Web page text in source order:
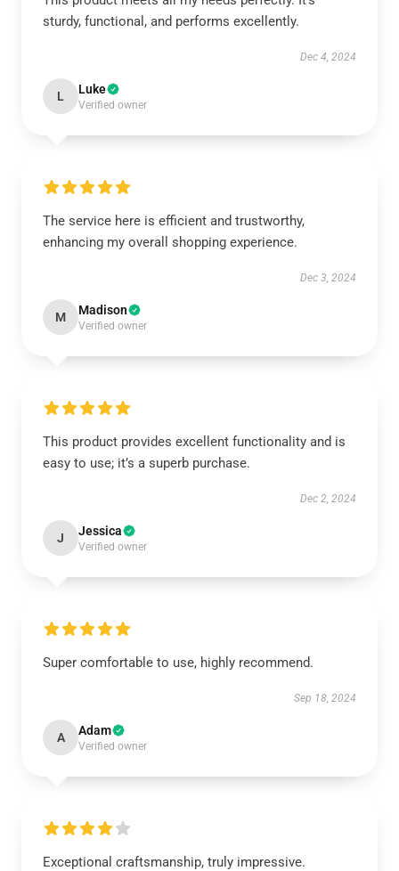
sturdy, functional, and performs excellently.
Dec 4, 2024
L Luke
Verified owner
The service here is efficient and trustworthy,
enhancing my overall shopping experience.
Dec 3, 2024
M Madison
Verified owner
This product provides excellent functionality and is
easy to use; it’s a superb purchase.
Dec 2, 2024
J Jessica
Verified owner
Super comfortable to use, highly recommend.
Sep 18, 2024
A Adam
Verified owner
Exceptional craftsmanship, truly impressive.